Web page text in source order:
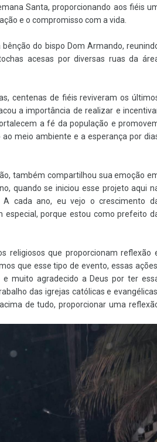
Santa, proporcionando aos fiéis
e o compromisso com a vida.
do bispo Dom Armando,
acesas por diversas ruas da
centenas de fiéis reviveram os
a importância de realizar e
a fé da população e
meio ambiente e a esperança por
também compartilhou sua emoção
quando se iniciou esse projeto aqui
A cada ano, eu vejo o crescimento
porque estou como prefeito
religiosos que proporcionam reflexão
que esse tipo de evento, essas
muito agradecido a Deus por ter
das igrejas católicas e
de tudo, proporcionar uma